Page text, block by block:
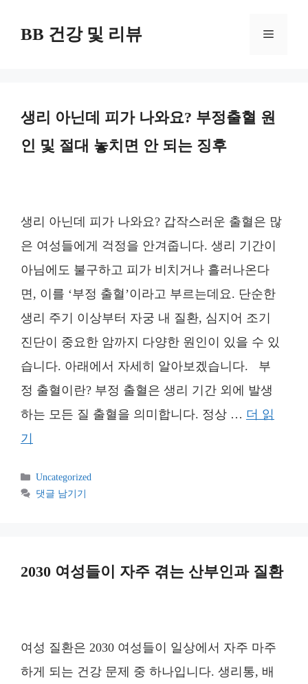
BB 건강 및 리뷰 메
생리 아닌데 피가 나와요? 부정출혈 원
인 및 절대 놓치면 안 되는 징후
생리 아닌데 피가 나와요? 갑작스러운 출혈은 많
은 여성들에게 걱정을 안겨줍니다. 생리 기간이
아님에도 불구하고 피가 비치거나 흘러나온다
면, 이를 ‘부정 출혈’이라고 부르는데요. 단순한
생리 주기 이상부터 자궁 내 질환, 심지어 조기
진단이 중요한 암까지 다양한 원인이 있을 수 있
습니다. 아래에서 자세히 알아보겠습니다. 부
정 출혈이란? 부정 출혈은 생리 기간 외에 발생
하는 모든 질 출혈을 의미합니다. 정상 … 더 읽
기
카
테
Uncategorized
댓글 남기기
2030 여성들이 자주 겪는 산부인과 질환
여성 질환은 2030 여성들이 일상에서 자주 마주
하게 되는 건강 문제 중 하나입니다. 생리통, 배